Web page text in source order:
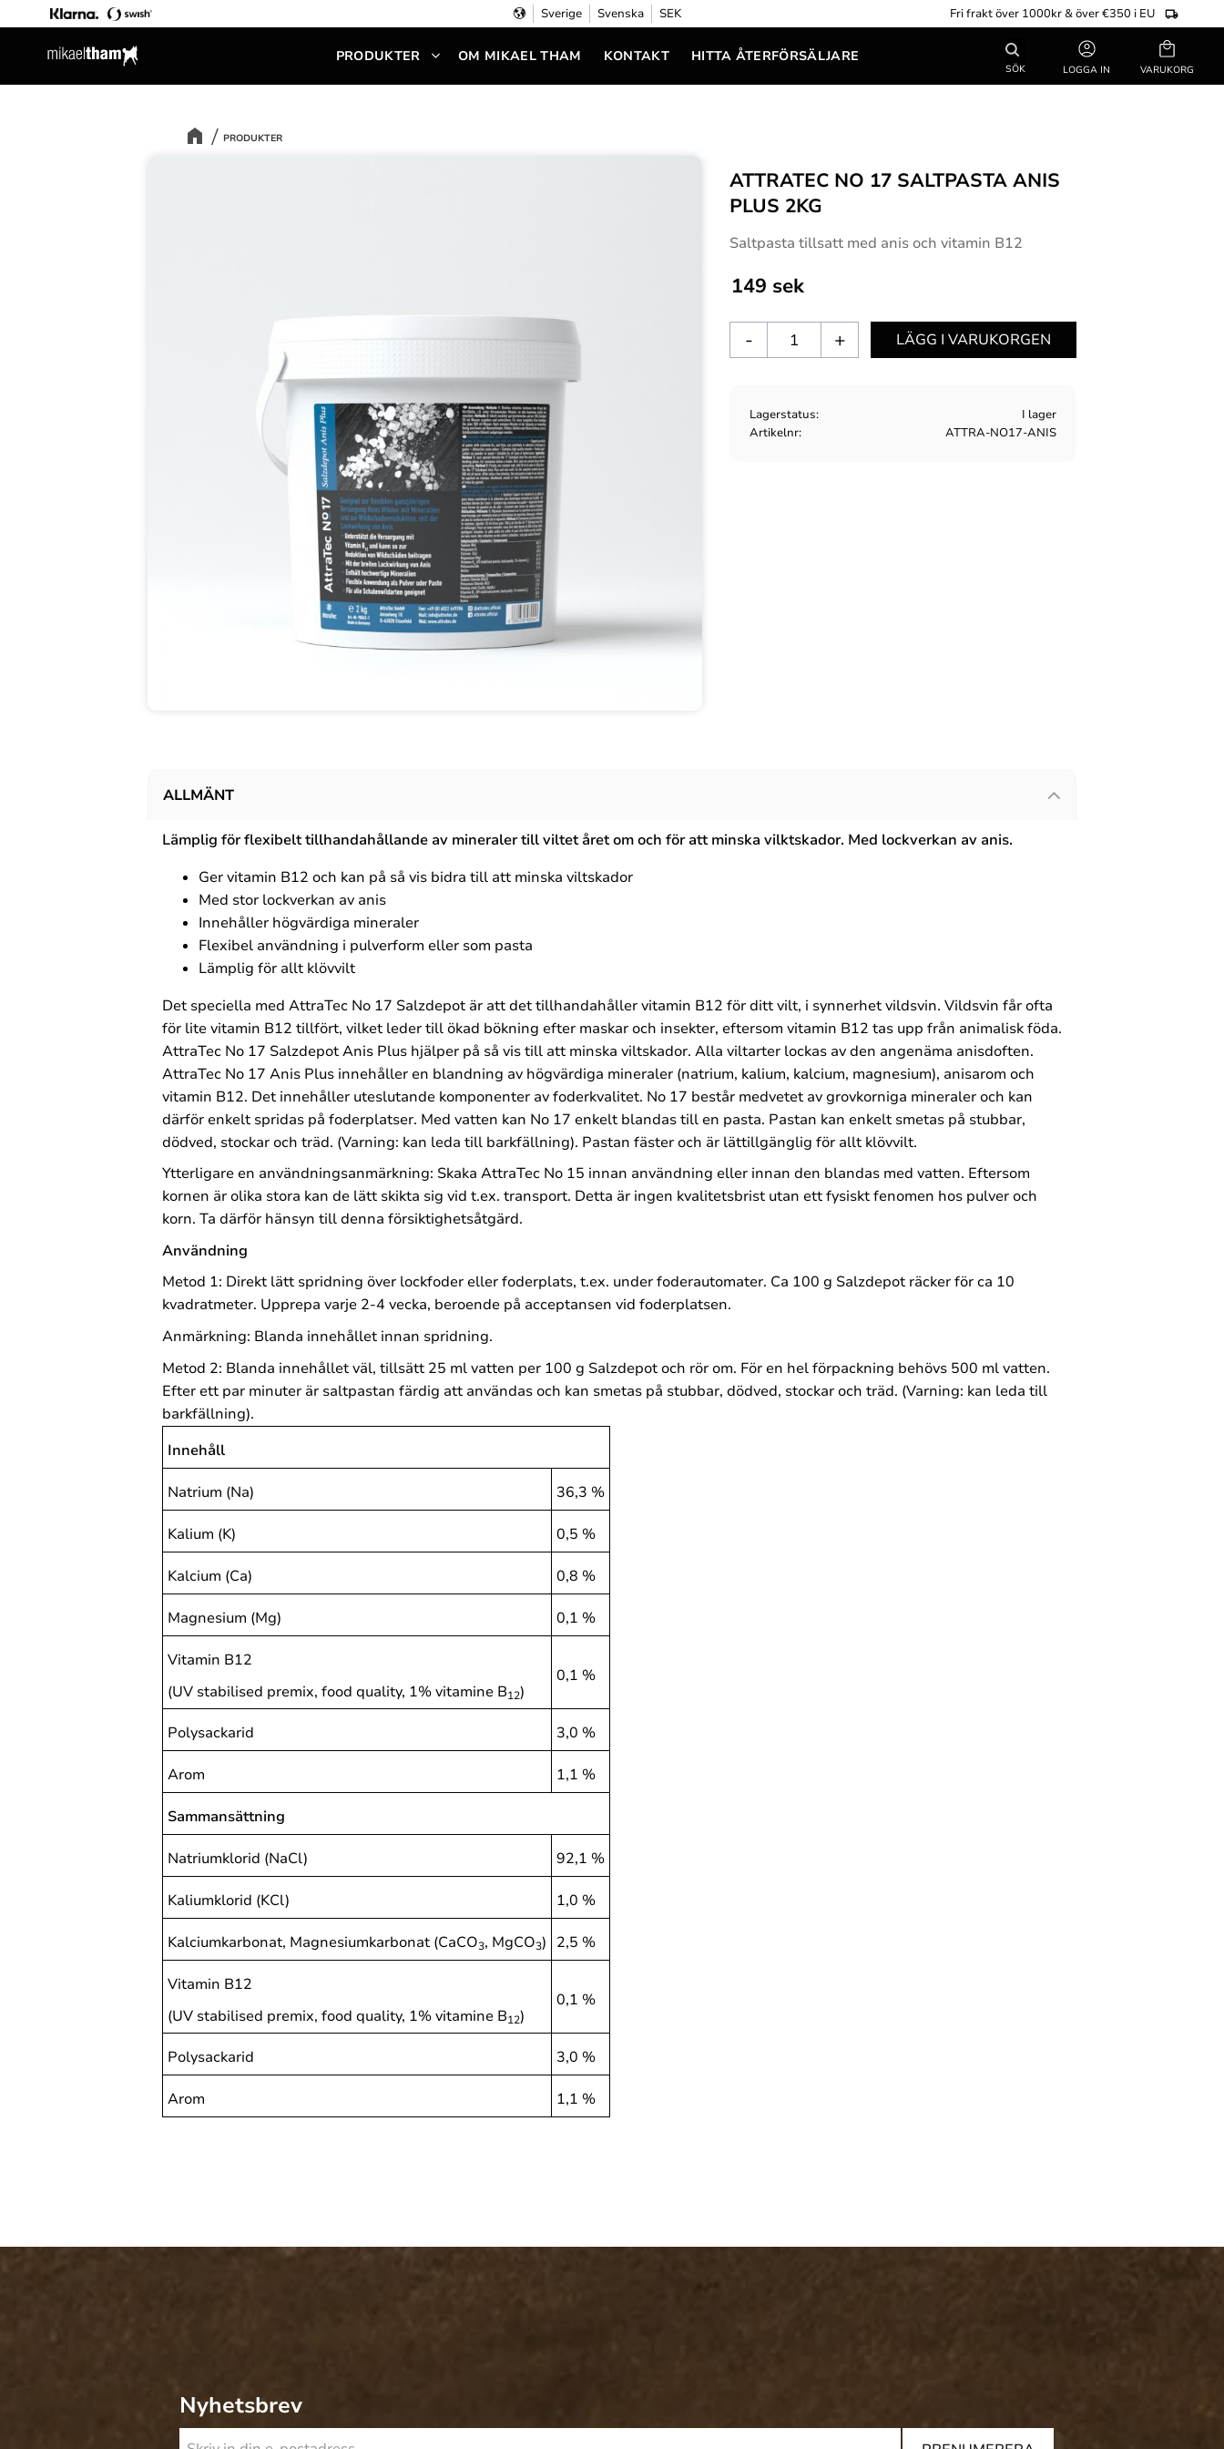
Sverige Svenska SEK Fri frakt över 1000kr & över €350 i EU
SÖK
PRODUKTER OM MIKAEL THAM KONTAKT HITTA ÅTERFÖRSÄLJARE
LOGGA IN
Kundvagn
PRODUKTER
ATTRATEC NO 17 SALTPASTA ANIS
PLUS 2KG
Saltpasta tillsatt med anis och vitamin B12
149 sek
+
-
Lagerstatus
I lager
Artikelnr
ATTRA-NO17-ANIS
ALLMÄNT
Lämplig för flexibelt tillhandahållande av mineraler till viltet året om och för att minska vilktskador. Med lockverkan av anis.
Ger vitamin B12 och kan på så vis bidra till att minska viltskador
Med stor lockverkan av anis
Innehåller högvärdiga mineraler
Flexibel användning i pulverform eller som pasta
Lämplig för allt klövvilt
Det speciella med AttraTec No 17 Salzdepot är att det tillhandahåller vitamin B12 för ditt vilt, i synnerhet vildsvin. Vildsvin får ofta
för lite vitamin B12 tillfört, vilket leder till ökad bökning efter maskar och insekter, eftersom vitamin B12 tas upp från animalisk föda.
AttraTec No 17 Salzdepot Anis Plus hjälper på så vis till att minska viltskador. Alla viltarter lockas av den angenäma anisdoften.
AttraTec No 17 Anis Plus innehåller en blandning av högvärdiga mineraler (natrium, kalium, kalcium, magnesium), anisarom och
vitamin B12. Det innehåller uteslutande komponenter av foderkvalitet. No 17 består medvetet av grovkorniga mineraler och kan
därför enkelt spridas på foderplatser. Med vatten kan No 17 enkelt blandas till en pasta. Pastan kan enkelt smetas på stubbar,
dödved, stockar och träd. (Varning: kan leda till barkfällning). Pastan fäster och är lättillgänglig för allt klövvilt.
Ytterligare en användningsanmärkning: Skaka AttraTec No 15 innan användning eller innan den blandas med vatten. Eftersom
kornen är olika stora kan de lätt skikta sig vid t.ex. transport. Detta är ingen kvalitetsbrist utan ett fysiskt fenomen hos pulver och
korn. Ta därför hänsyn till denna försiktighetsåtgärd.
Användning
Metod 1: Direkt lätt spridning över lockfoder eller foderplats, t.ex. under foderautomater. Ca 100 g Salzdepot räcker för ca 10
kvadratmeter. Upprepa varje 2-4 vecka, beroende på acceptansen vid foderplatsen.
Anmärkning: Blanda innehållet innan spridning.
Metod 2: Blanda innehållet väl, tillsätt 25 ml vatten per 100 g Salzdepot och rör om. För en hel förpackning behövs 500 ml vatten.
Efter ett par minuter är saltpastan färdig att användas och kan smetas på stubbar, dödved, stockar och träd. (Varning: kan leda till
barkfällning).
Innehåll
Natrium (Na) 36,3 %
Kalium (K) 0,5 %
Kalcium (Ca) 0,8 %
Magnesium (Mg) 0,1 %
Vitamin B12
(UV stabilised premix, food quality, 1% vitamine B12)
0,1 %
Polysackarid 3,0 %
Arom 1,1 %
Sammansättning
Natriumklorid (NaCl) 92,1 %
Kaliumklorid (KCl) 1,0 %
Kalciumkarbonat, Magnesiumkarbonat (CaCO3, MgCO3) 2,5 %
Vitamin B12
(UV stabilised premix, food quality, 1% vitamine B12)
0,1 %
Polysackarid 3,0 %
Arom 1,1 %
Nyhetsbrev